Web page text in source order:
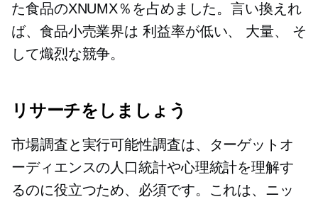
た食品のXNUMX％を占めました。言い換えれ
ば、食品小売業界は 利益率が低い、 大量、
そ
して熾烈な競争。
リサーチをしましょう
市場調査と実行可能性調査は、ターゲットオ
ーディエンスの人口統計や心理統計を理解す
るのに役立つため、必須です。これは、ニッ